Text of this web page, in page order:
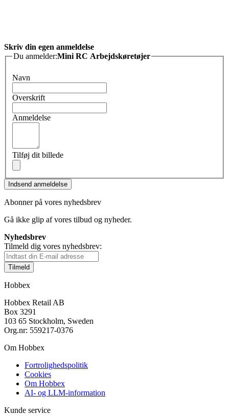
Skriv din egen anmeldelse
Du anmelder:Mini RC Arbejdskøretøjer
Navn
Overskrift
Anmeldelse
Tilføj dit billede
Indsend anmeldelse
Abonner på vores nyhedsbrev
Gå ikke glip af vores tilbud og nyheder.
Nyhedsbrev
Tilmeld dig vores nyhedsbrev:
Tilmeld
Hobbex
Hobbex Retail AB
Box 3291
103 65 Stockholm, Sweden
Org.nr: 559217-0376
Om Hobbex
Fortrolighedspolitik
Cookies
Om Hobbex
AI- og LLM-information
Kunde service